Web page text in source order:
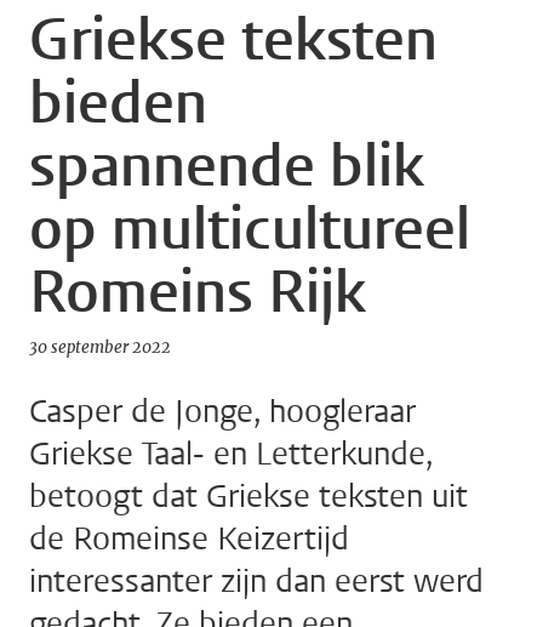
Griekse teksten
bieden
spannende blik
op multicultureel
Romeins Rijk
30 september 2022
Casper de Jonge, hoogleraar
Griekse Taal- en Letterkunde,
betoogt dat Griekse teksten uit
de Romeinse Keizertijd
interessanter zijn dan eerst werd